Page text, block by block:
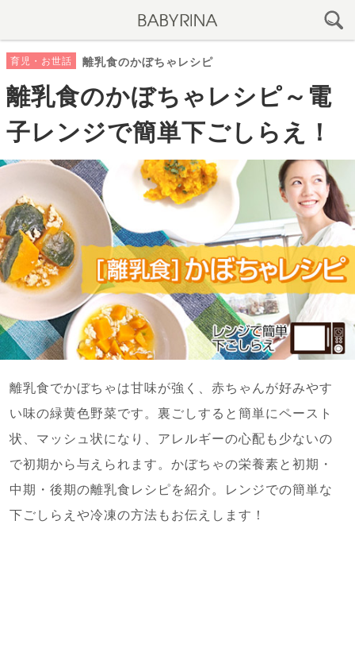
育児・お世話 離乳食のかぼちゃレシピ
離乳食のかぼちゃレシピ～電
子レンジで簡単下ごしらえ！
離乳食でかぼちゃは甘味が強く、赤ちゃんが好みやす
い味の緑黄色野菜です。裏ごしすると簡単にペースト
状、マッシュ状になり、アレルギーの心配も少ないの
で初期から与えられます。かぼちゃの栄養素と初期・
中期・後期の離乳食レシピを紹介。レンジでの簡単な
下ごしらえや冷凍の方法もお伝えします！